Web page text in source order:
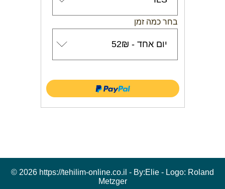
בחר כמה זמן
© 2026 https://tehilim-online.co.il - By:Elie - Logo: Roland
Metzger